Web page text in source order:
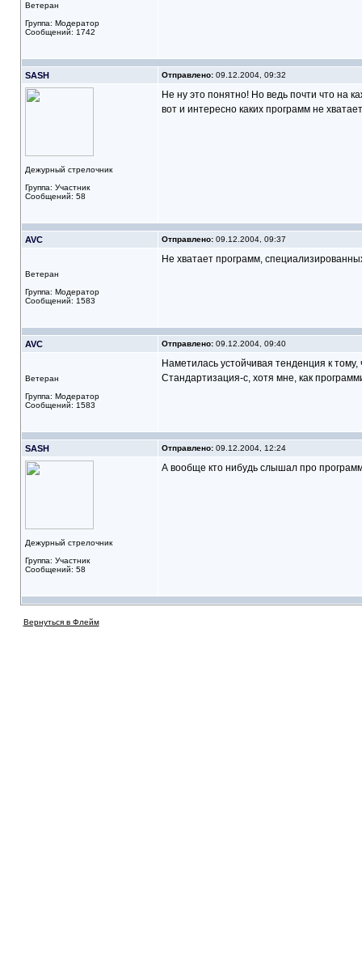
Ветеран
Группа: Модератор
Сообщений: 1742
SASH Отправлено:09.12.2004, 09:32
Дежурный стрелочник
Группа: Участник
Сообщений: 58
Не ну это понятно! Но ведь почти что на
вот и интересно каких программ не
AVC Отправлено:09.12.2004, 09:37
Ветеран
Группа: Модератор
Сообщений: 1583
Не хватает программ,
AVC Отправлено:09.12.2004, 09:40
Ветеран
Группа: Модератор
Сообщений: 1583
Наметилась устойчивая тенденция к
Стандартизация-с, хотя мне, как
SASH Отправлено:09.12.2004, 12:24
Дежурный стрелочник
Группа: Участник
Сообщений: 58
А вообще кто нибудь слышал про
Вернуться в Флейм